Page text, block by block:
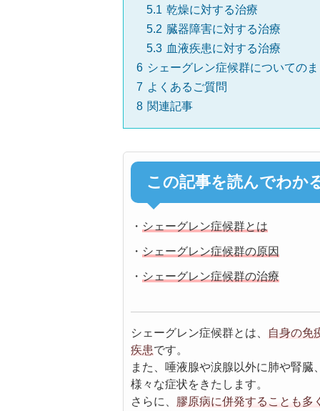
5.1 乾燥に対する治療
5.2 臓器障害に対する治療
5.3 血液疾患に対する治療
6 シェーグレン症候群についての
7 よくあるご質問
8 関連記事
この記事を読んでわか
・ シェーグレン症候群とは
・ シェーグレン症候群の原因
・ シェーグレン症候群の治療
シェーグレン症候群とは、
自身の免
疾患です。
また、唾液腺や涙腺以外に肺や腎
様々な症状をきたします。
さらに、 膠原病に併発することも多